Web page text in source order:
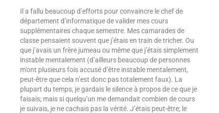
Il a fallu beaucoup d’efforts pour convaincre le chef de
département d’informatique de valider mes cours
supplémentaires chaque semestre. Mes camarades de
classe pensaient souvent que j’étais en train de tricher. Ou
que j’avais un frère jumeau ou même que j’étais simplement
instable mentalement (d’ailleurs beaucoup de personnes
m’ont plusieurs fois accusé d’être instable mentalement,
peut-être que cela n’est donc pas totalement faux). La
plupart du temps, je gardais le silence à propos de ce que je
faisais; mais si quelqu’un me demandait combien de cours
je suivais, je ne cachais pas la vérité. J’étais peut-être; le